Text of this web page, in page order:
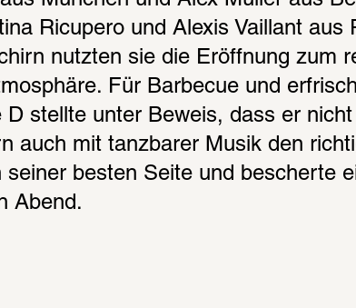
Ricupero und Alexis Vaillant aus
nutzten sie die Eröffnung zum
Für Barbecue und
D stellte unter Beweis, dass er
auch mit tanzbarer Musik den
seiner besten Seite und bescherte
Abend.